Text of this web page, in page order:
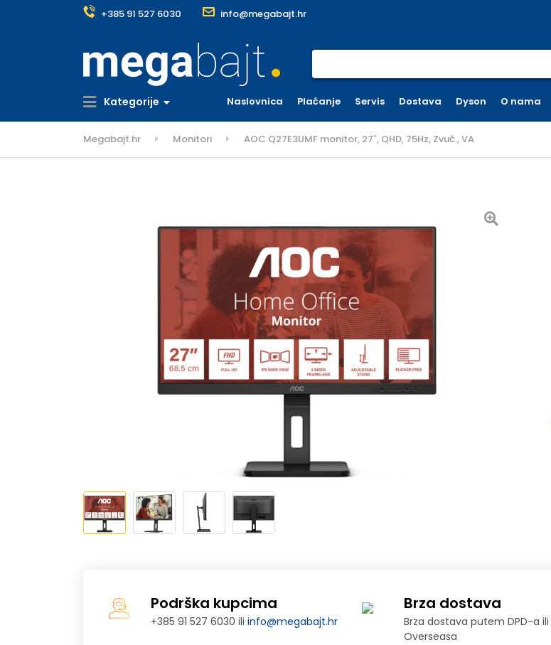
+385 91 527 6030 info@megabajt.hr
Kategorije Naslovnica Plaćanje Servis Dostava Dyson O nama
Megabajt.hr Monitori AOC Q27E3UMF monitor, 27″, QHD, 75Hz, Zvuč., VA
Podrška kupcima
+385 91 527 6030 iliinfo@megabajt.hr
Brza dostava
Brza dostava putem DPD-a ili
Overseasa